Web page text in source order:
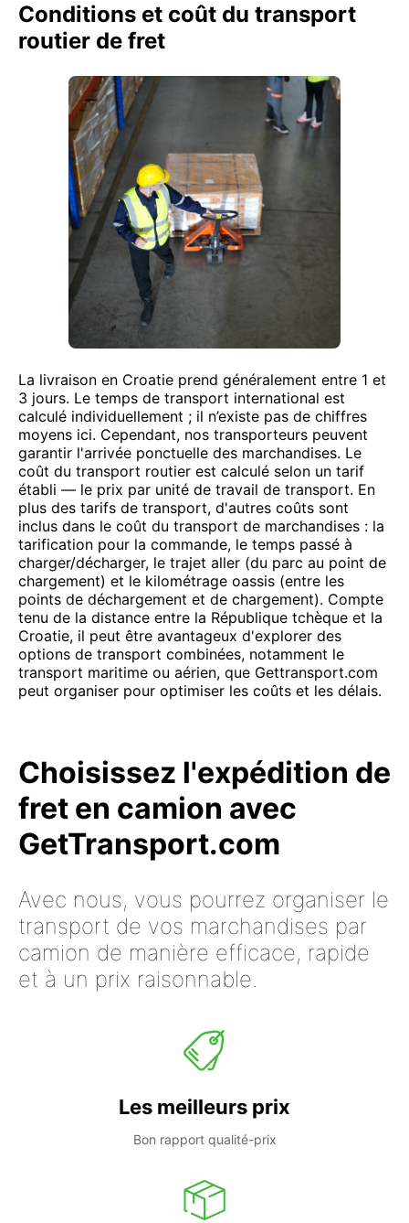
Conditions et coût du transport
routier de fret
La livraison en Croatie prend généralement entre 1 et
3 jours. Le temps de transport international est
calculé individuellement ; il n’existe pas de chiffres
moyens ici. Cependant, nos transporteurs peuvent
garantir l'arrivée ponctuelle des marchandises. Le
coût du transport routier est calculé selon un tarif
établi — le prix par unité de travail de transport. En
plus des tarifs de transport, d'autres coûts sont
inclus dans le coût du transport de marchandises : la
tarification pour la commande, le temps passé à
charger/décharger, le trajet aller (du parc au point de
chargement) et le kilométrage oassis (entre les
points de déchargement et de chargement). Compte
tenu de la distance entre la République tchèque et la
Croatie, il peut être avantageux d'explorer des
options de transport combinées, notamment le
transport maritime ou aérien, que Gettransport.com
peut organiser pour optimiser les coûts et les délais.
Choisissez l'expédition de
fret en camion avec
GetTransport.com
Avec nous, vous pourrez organiser le
transport de vos marchandises par
camion de manière efficace, rapide
et à un prix raisonnable.
Les meilleurs prix
Bon rapport qualité-prix